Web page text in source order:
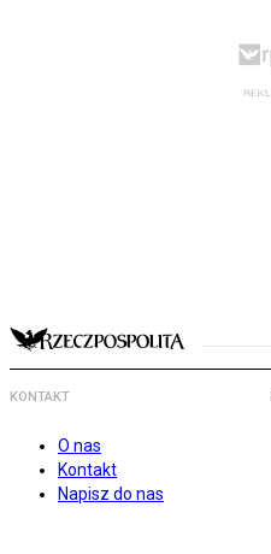
KONTAKT
O nas
Kontakt
Napisz do nas